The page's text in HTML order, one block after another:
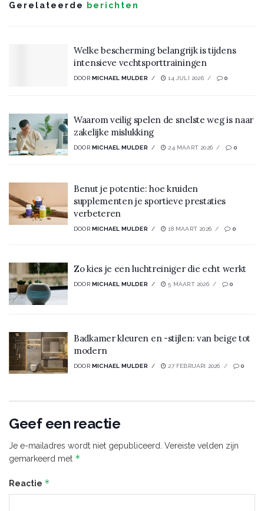
Gerelateerde berichten
Welke bescherming belangrijk is tijdens
intensieve vechtsporttrainingen
DOOR MICHAEL MULDER 14 JULI 2026 0
Waarom veilig spelen de snelste weg is naar
zakelijke mislukking
DOOR MICHAEL MULDER 24 MAART 2026 0
Benut je potentie: hoe kruiden
supplementen je sportieve prestaties
verbeteren
DOOR MICHAEL MULDER 18 MAART 2026 0
Zo kies je een luchtreiniger die echt werkt
DOOR MICHAEL MULDER 5 MAART 2026 0
Badkamer kleuren en -stijlen: van beige tot
modern
DOOR MICHAEL MULDER 27 FEBRUARI 2026 0
Geef een reactie
Je e-mailadres wordt niet gepubliceerd. Vereiste velden zijn
gemarkeerd met *
Reactie *